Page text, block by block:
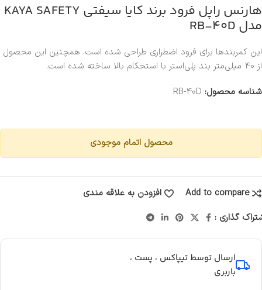
هارنس راپل فرود برند کایا سیفتی KAYA SAFETY
مدل RB-40D
این کمربندها برای فرود اضطراری طراحی شده است. همچنین این محصول
از 40 میلی‌متر بند پلی‌استر با استحکام بالا ساخته شده است.
شناسه محصول: RB-40D
محصول اتمام موجودی
Add to compare
افزودن به علاقه مندی
گذاری :
ارسال توسط تیپاکس ، پست ،
باربری